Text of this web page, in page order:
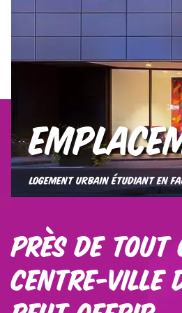
LOGEMENT URBAIN ÉTUDIANT EN
Près de tout
centre-ville